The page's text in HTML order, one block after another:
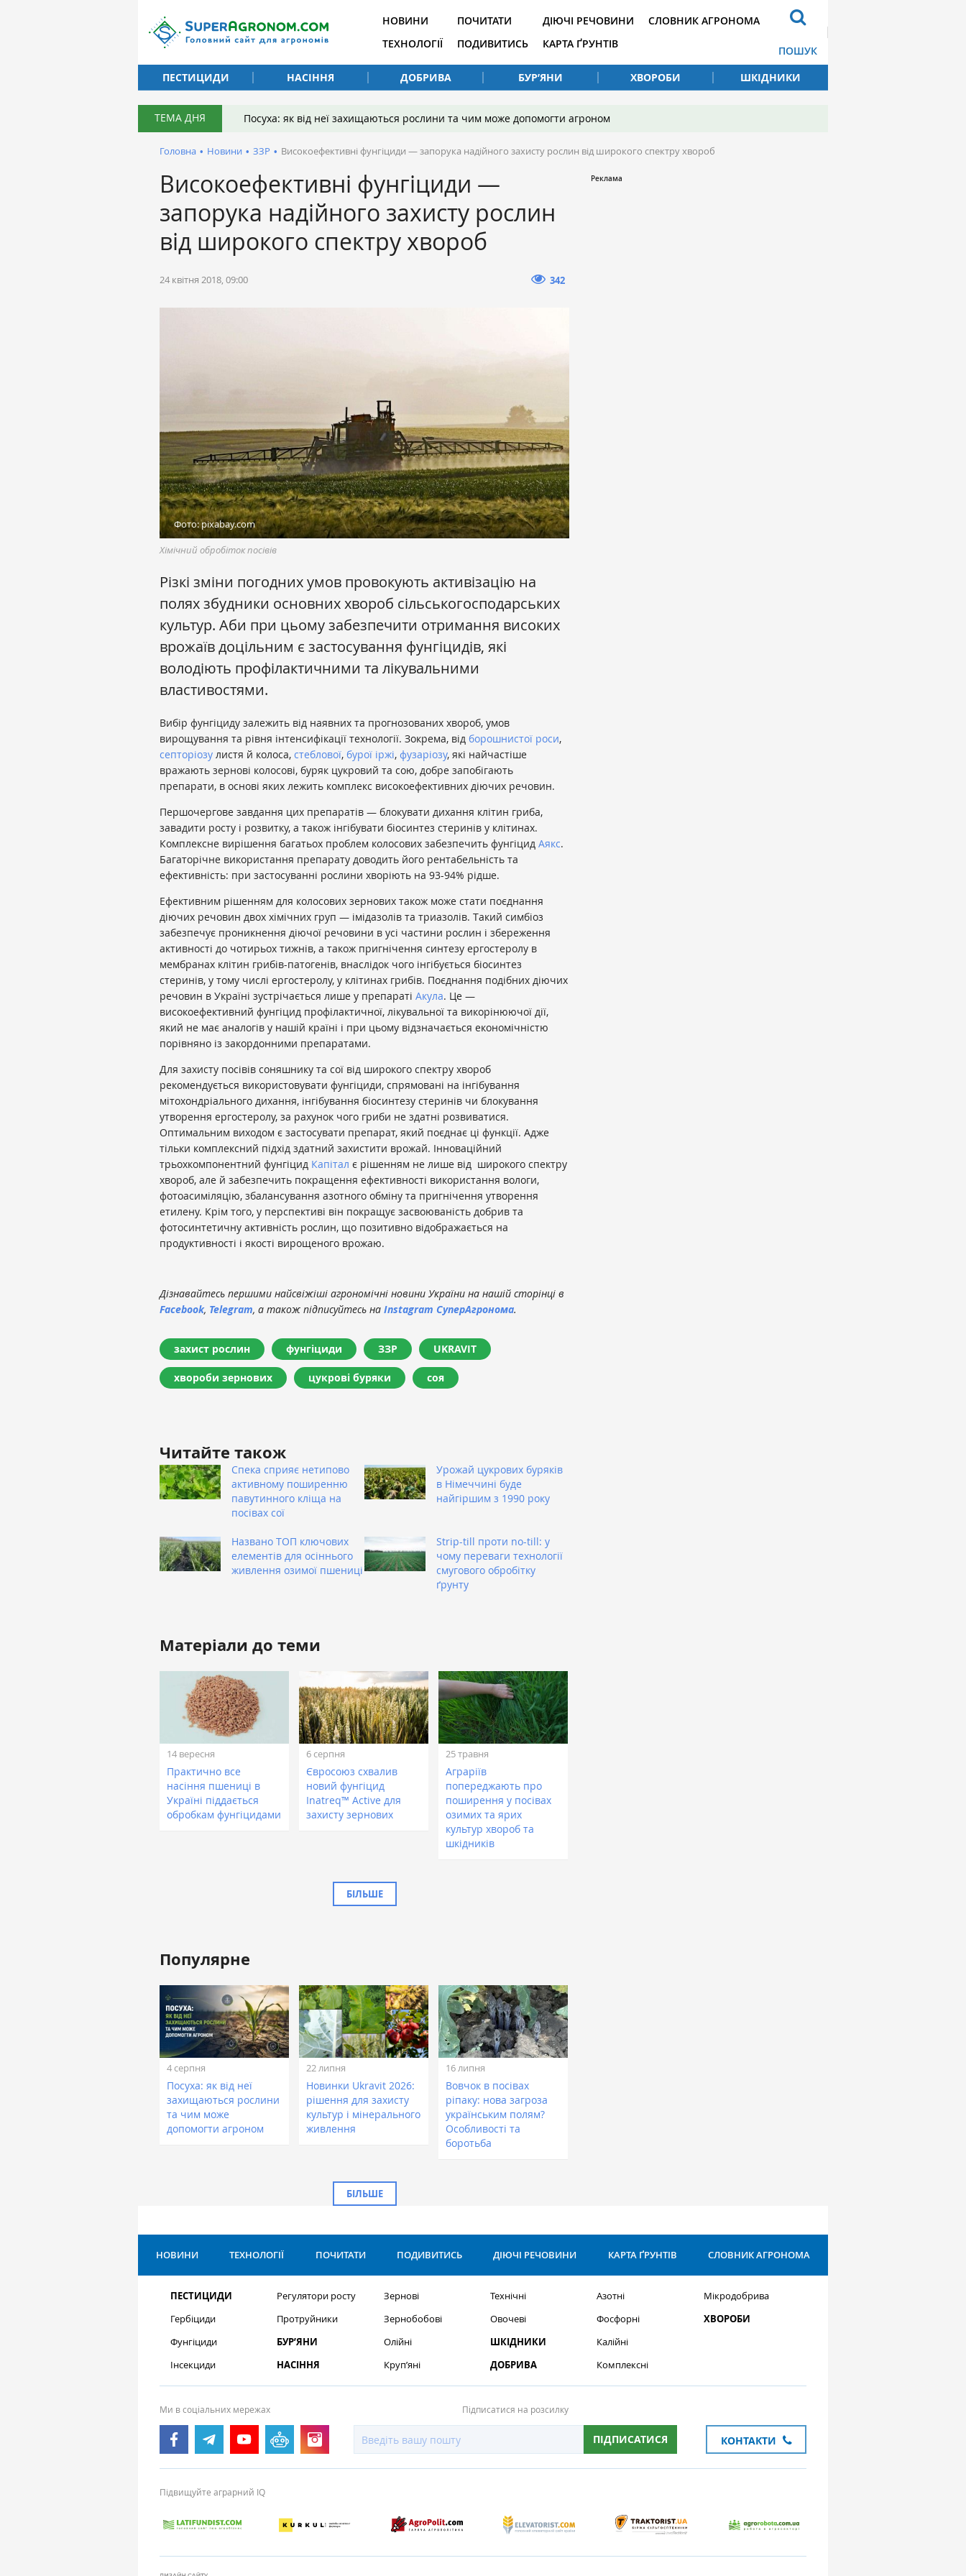
НОВИНИ
ТЕХНОЛОГІЇ
ПОЧИТАТИ
ПОДИВИТИСЬ
ДІЮЧІ РЕЧОВИНИ
КАРТА ҐРУНТІВ
СЛОВНИК АГРОНОМА
ПОШУК
ПЕСТИЦИДИ
НАСІННЯ ДОБРИВА БУР’ЯНИ ХВОРОБИ ШКІДНИКИ
ТЕМА ДНЯ Посуха: як від неї захищаються рослини та чим може допомогти агроном
Головна • Новини • ЗЗР • Високоефективні фунгіциди — запорука надійного захисту рослин від широкого спектру хвороб
Високоефективні фунгіциди —
запорука надійного захисту рослин
від широкого спектру хвороб
24 квітня 2018, 09:00 342
Фото: pixabay.com
Хімічний обробіток посівів
Різкі зміни погодних умов провокують активізацію на
полях збудники основних хвороб сільськогосподарських
культур. Аби при цьому забезпечити отримання високих
врожаїв доцільним є застосування фунгіцидів, які
володіють профілактичними та лікувальними
властивостями.
Вибір фунгіциду залежить від наявних та прогнозованих хвороб, умов
вирощування та рівня інтенсифікації технології. Зокрема, від борошнистої роси,
септоріозу листя й колоса, стеблової, бурої іржі, фузаріозу, які найчастіше
вражають зернові колосові, буряк цукровий та сою, добре запобігають
препарати, в основі яких лежить комплекс високоефективних діючих речовин.
Першочергове завдання цих препаратів — блокувати дихання клітин гриба,
завадити росту і розвитку, а також інгібувати біосинтез стеринів у клітинах.
Комплексне вирішення багатьох проблем колосових забезпечить фунгіцид Аякс.
Багаторічне використання препарату доводить його рентабельність та
ефективність: при застосуванні рослини хворіють на 93-94% рідше.
Ефективним рішенням для колосових зернових також може стати поєднання
діючих речовин двох хімічних груп — імідазолів та триазолів. Такий симбіоз
забезпечує проникнення діючої речовини в усі частини рослин і збереження
активності до чотирьох тижнів, а також пригнічення синтезу ергостеролу в
мембранах клітин грибів-патогенів, внаслідок чого інгібується біосинтез
стеринів, у тому числі ергостеролу, у клітинах грибів. Поєднання подібних діючих
речовин в Україні зустрічається лише у препараті Акула. Це —
високоефективний фунгіцид профілактичної, лікувальної та викорінюючої дії,
який не має аналогів у нашій країні і при цьому відзначається економічністю
порівняно із закордонними препаратами.
Для захисту посівів соняшнику та сої від широкого спектру хвороб
рекомендується використовувати фунгіциди, спрямовані на інгібування
мітохондріального дихання, інгібування біосинтезу стеринів чи блокування
утворення ергостеролу, за рахунок чого гриби не здатні розвиватися.
Оптимальним виходом є застосувати препарат, який поєднає ці функції. Адже
тільки комплексний підхід здатний захистити врожай. Інноваційний
трьохкомпонентний фунгіцид Капітал є рішенням не лише від широкого спектру
хвороб, але й забезпечить покращення ефективності використання вологи,
фотоасиміляцію, збалансування азотного обміну та пригнічення утворення
етилену. Крім того, у перспективі він покращує засвоюваність добрив та
фотосинтетичну активність рослин, що позитивно відображається на
продуктивності і якості вирощеного врожаю.
Дізнавайтесь першими найсвіжіші агрономічні новини України на нашій сторінці в
Facebook, Telegram, а також підписуйтесь на Instagram СуперАгронома.
захист рослин фунгіциди ЗЗР UKRAVIT
хвороби зернових цукрові буряки соя
Читайте також
Спека сприяє нетипово
активному поширенню
павутинного кліща на
посівах сої
Урожай цукрових буряків
в Німеччині буде
найгіршим з 1990 року
Названо ТОП ключових
елементів для осіннього
живлення озимої пшениці
Strip-till проти no-till: у
чому переваги технології
смугового обробітку
ґрунту
Матеріали до теми
14 вересня
Практично все
насіння пшениці в
Україні піддається
обробкам фунгіцидами
6 серпня
Євросоюз схвалив
новий фунгіцид
Inatreq™ Active для
захисту зернових
25 травня
Аграріїв
попереджають про
поширення у посівах
озимих та ярих
культур хвороб та
шкідників
БІЛЬШЕ
Популярне
4 серпня
Посуха: як від неї
захищаються рослини
та чим може
допомогти агроном
22 липня
Новинки Ukravit 2026:
рішення для захисту
культур і мінерального
живлення
16 липня
Вовчок в посівах
ріпаку: нова загроза
українським полям?
Особливості та
боротьба
БІЛЬШЕ
НОВИНИ ТЕХНОЛОГІЇ ПОЧИТАТИ ПОДИВИТИСЬ ДІЮЧІ РЕЧОВИНИ КАРТА ҐРУНТІВ СЛОВНИК АГРОНОМА
ПЕСТИЦИДИ
Гербіциди
Фунгіциди
Інсекциди
Регулятори росту
Протруйники
БУР’ЯНИ
НАСІННЯ
Зернові
Зернобобові
Олійні
Круп’яні
Технічні
Овочеві
ШКІДНИКИ
ДОБРИВА
Азотні
Фосфорні
Калійні
Комплексні
Мікродобрива
ХВОРОБИ
Ми в соціальних мережах Підписатися на розсилку
ПІДПИСАТИСЯ КОНТАКТИ
Підвищуйте аграрний IQ